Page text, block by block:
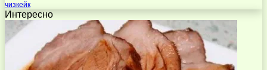
чизкейк
Интересно